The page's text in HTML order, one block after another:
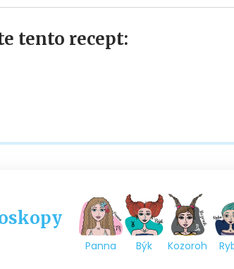
tento recept:
Panna Býk Kozoroh